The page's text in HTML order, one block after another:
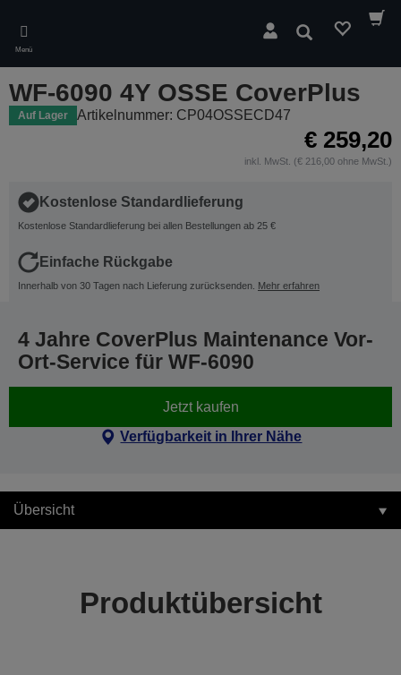
main
content
Menü
Suchen
WF-6090 4Y OSSE CoverPlus
Auf Lager Artikelnummer: CP04OSSECD47
€ 259,20
inkl. MwSt. (€ 216,00 ohne MwSt.)
Kostenlose Standardlieferung
Kostenlose Standardlieferung bei allen Bestellungen ab 25 €
Einfache Rückgabe
Innerhalb von 30 Tagen nach Lieferung zurücksenden. Mehr erfahren
4 Jahre CoverPlus Maintenance Vor-
Ort-Service für WF-6090
Jetzt kaufen
Verfügbarkeit in Ihrer Nähe
Übersicht
Produktübersicht